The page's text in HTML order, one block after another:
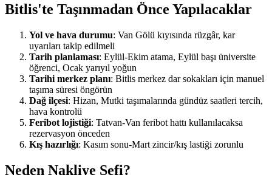
Bitlis'te Taşınmadan Önce Yapılacaklar
Yol ve hava durumu: Van Gölü kıyısında rüzgâr, kar
uyarıları takip edilmeli
Tarih planlaması: Eylül-Ekim atama, Eylül başı üniversite
öğrenci, Ocak yarıyıl yoğun
Tarihi merkez planı: Bitlis merkez dar sokakları için manuel
taşıma süresi öngörün
Dağ ilçesi: Hizan, Mutki taşımalarında gündüz saatleri tercih,
hava kontrolü
Feribot lojistiği: Tatvan-Van feribot hattı kullanılacaksa
rezervasyon önceden
Kış hazırlığı: Kasım sonu-Mart zincir/kış lastiği zorunlu
Neden Nakliye Şefi?